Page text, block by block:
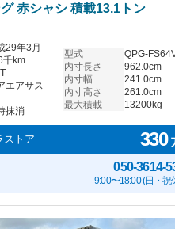
赤シャシ 積載13.1トン
29年3月
千km
エアサス
抹消
型式
QPG-
内寸長さ
962.0cm
内寸幅
241.0cm
内寸高さ
261.0cm
最大積載
13200kg
ストア 330
050-3614-
9:00〜18:00 (日・祝